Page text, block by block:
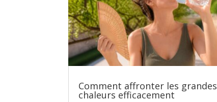
Comment affronter les grandes
chaleurs efficacement